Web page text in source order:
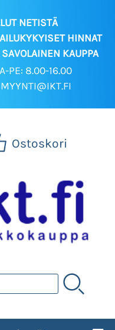
NETISTÄ
HINNAT
KAUPPA
PE: 8.00-16.00
MYYNTI@IKT.FI
Ostoskori